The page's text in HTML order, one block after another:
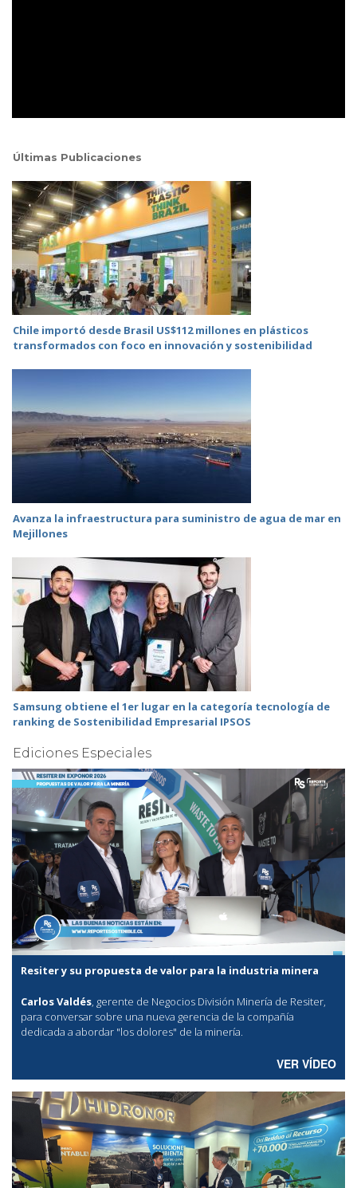
Últimas Publicaciones
Chile importó desde Brasil US$112 millones en plásticos
transformados con foco en innovación y sostenibilidad
Avanza la infraestructura para suministro de agua de mar en
Mejillones
Samsung obtiene el 1er lugar en la categoría tecnología de
ranking de Sostenibilidad Empresarial IPSOS
Ediciones Especiales
Resiter y su propuesta de valor para la industria minera
Carlos Valdés, gerente de Negocios División Minería de Resiter,
para conversar sobre una nueva gerencia de la compañía
dedicada a abordar "los dolores" de la minería.
VER VÍDEO